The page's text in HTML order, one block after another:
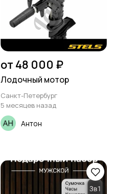
от 48 000 ₽
Лодочный мотор
Санкт-Петербург
5 месяцев назад
Антон